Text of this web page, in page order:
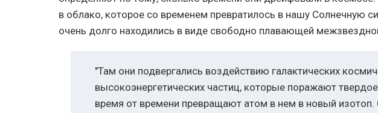
в облако, которое со временем превратилось в нашу Солнечную
очень долго находились в виде свободно плавающей
"Там они подвергались воздействию галактических
высокоэнергетических частиц, которые поражают
время от времени превращают атом в нем в новый изотоп.